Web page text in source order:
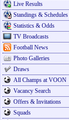
Live Results
Standings & Schedules
Statistics & Odds
TV Broadcasts
Football News
Photo Galleries
Draws
All Champs at VOON
Vacancy Search
Offers & Invitations
Squads